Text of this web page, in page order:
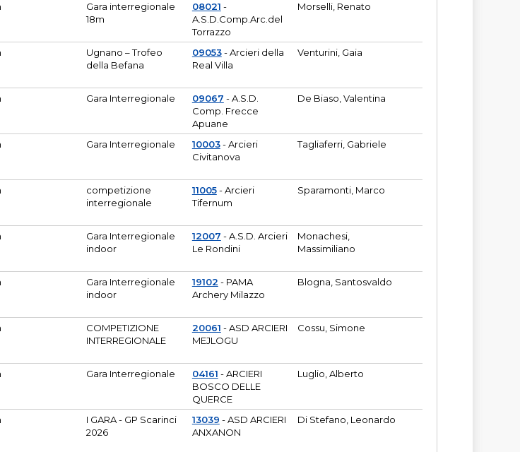
Gara interregionale
18m
08021 -
A.S.D.Comp.Arc.del
Torrazzo
Morselli, Renato
Ugnano – Trofeo
della Befana
09053- Arcieri della
Real Villa
Venturini, Gaia
Gara Interregionale 09067 - A.S.D.
Comp. Frecce
Apuane
De Biaso, Valentina
Gara Interregionale 10003- Arcieri
Civitanova
Tagliaferri, Gabriele
competizione
interregionale
11005- Arcieri
Tifernum
Sparamonti, Marco
Gara Interregionale
indoor
12007 - A.S.D. Arcieri
Le Rondini
Monachesi,
Massimiliano
Gara Interregionale
indoor
19102 - PAMA
Archery Milazzo
Blogna, Santosvaldo
COMPETIZIONE
INTERREGIONALE
20061 - ASD ARCIERI
MEJLOGU
Cossu, Simone
Gara Interregionale 04161 - ARCIERI
BOSCO DELLE
QUERCE
Luglio, Alberto
I GARA - GP Scarinci
2026
13039 - ASD ARCIERI
ANXANON
Di Stefano, Leonardo